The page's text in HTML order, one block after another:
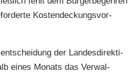
Kos­ten­de­ckungs­vor­
der Lan­des­di­rek­ti­
eines Mo­nats das Ver­wal­